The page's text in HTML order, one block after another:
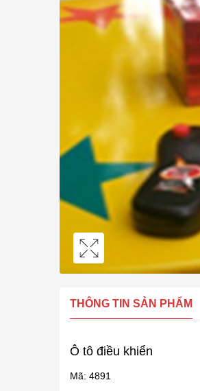
THÔNG TIN SẢN PHẨM
Ô tô điều khiển
Mã: 4891